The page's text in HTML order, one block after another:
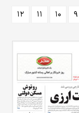
چرا برخی بیماران پس از
اشیای سمت چپ‌شان
قادر به استنباط منظور
۹ ۱۰ ۱۱ ۱۲